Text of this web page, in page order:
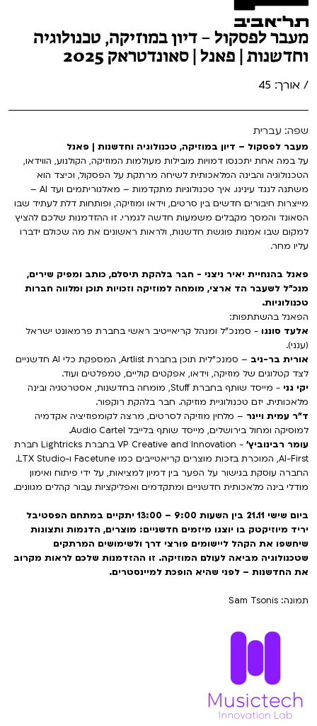
מעבר לפסקול – דיון במוזיקה, טכנולוגיה
וחדשנות | פאנל | סאונדטראק 2025
/ אורך: 45
שפה: עברית
מעבר לפסקול – דיון במוזיקה, טכנולוגיה וחדשנות | פאנל
על במה אחת יתכנסו דמויות מובילות מעולמות המוזיקה, הקולנוע, הווידאו,
הטכנולוגיה והבינה המלאכותית לשיחה מרתקת על הפסקול, וכיצד הוא
משתנה לנגד עינינו. איך טכנולוגיות מתקדמות – מאלגוריתמים ועד AI –
מייצרות חיבורים חדשים בין סרטים, וידאו ומוזיקה, ופותחות דלת לעתיד שבו
הסאונד והמסך מקבלים משמעות חדשה לגמרי. זו ההזדמנות שלכם להציץ
למקום שבו אמנות פוגשת חדשנות, ולראות ראשונים את מה שכולם ידברו
עליו מחר.
פאנל בהנחיית יאיר ניצני - חבר בלהקת תיסלם, כותב ומפיק שירים,
מנכ"ל לשעבר הד ארצי, מומחה למוזיקה וזכויות תוכן ומלווה חברות
טכנולוגיות.
הפאנל בהשתתפות:
אלעד סונגו - סמנכ"ל ומנהל קריאייטיב ראשי בחברת פרמאונט ישראל
(ענני).
אורית בר-ניב
– סמנכ"לית תוכן בחברת Artlist, המספקת כלי AI חדשניים
לצד קטלוגים של מוזיקה, וידאו, אפקטים קוליים, טמפלטים ועוד.
יקי גני
- מייסד שותף בחברת Stuff, מומחה בחדשנות, אסטרטגיה ובינה
מלאכותית. יזם טכנולוגיית מוזיקה. חבר בלהקת רוקפור.
ד"ר עמית ויינר – מלחין מוזיקה לסרטים, מרצה לקומפוזיציה אקדמיה
למוסיקה ומחול בירושלים, מייסד שותף בלייבל Audio Cartel.
עומר רבינוביץ'
- VP Creative and Innovation בחברת Lightricks חברת
AI-First, המוכרת בזכות מוצרים קריאטייבים כמו Facetune ו-LTX Studio.
החברה עוסקת בגישור על הפער בין דמיון למציאות, על ידי פיתוח ואימון
מודלי בינה מלאכותית חדשניים ומתקדמים ואפליקציות עבור קהלים מגוונים.
ביום שישי 21.11 בין השעות 9:00 – 13:00 יתקיים במתחם הפסטיבל
יריד מיוזיקטק בו יוצגו מיזמים חדשניים: מוצרים, הדגמות ותצוגות
שיחשפו את הקהל ליישומים פורצי דרך ולשימושים המרתקים
שטכנולוגיה מביאה לעולם המוזיקה. זו ההזדמנות שלכם לראות מקרוב
את החדשנות – לפני שהיא הופכת למיינסטרים.
תמונה: Sam Tsonis